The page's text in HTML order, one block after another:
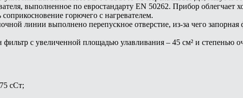
выполненное по евростандарту EN 50262. Прибор облегчает
горючего с нагревателем.
линии выполнено перепускное отверстие, из-за чего запорная
с увеличенной площадью улавливания – 45 см² и степенью
сСт;